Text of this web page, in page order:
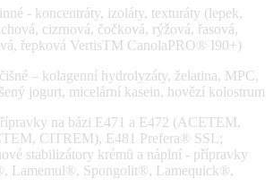
- koncentráty, izoláty, texturáty (lepek,
cizrnová, čočková, rýžová, řasová,
řepková VertisTM CanolaPRO® I90+)
– kolagenní hydrolyzáty, želatina, MPC,
jogurt, micelární kasein, hovězí kolostrum
na bázi E471 a E472 (ACETEM,
CITREM), E481 Prefera® SSL;
stabilizátory krémů a náplní - přípravky
Lamemul®, Spongolit®, Lamequick®,